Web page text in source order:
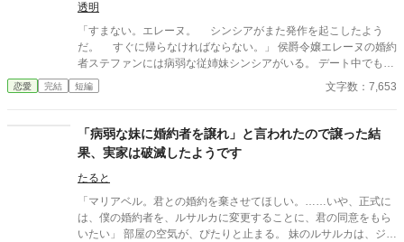
「祈り」という名の雑音が響き始めた途端、王都の精霊たちは一
斉にストライキを宣言する。 上水道は泥水が逆流し、灯りは消
え、調理場からは火が消えた。 「戻って契約書を書いてくれ！」
と泣きつく王子だが、もう遅い。 当のエレインは、憧れだった
で、彼女の言葉に感動した雪狐や雷鳥といった強力な精霊たちと
決めたのです」 氷の令嬢と呼ばれた翻訳官が、世界の声を聞き、
愛でる――これは、彼女が真の自由を手に入れるまでの物語。
透明
「すまない。エレーヌ。 シンシアがまた発作を起こしたよう
だ。 すぐに帰らなければならない。」 侯爵令嬢エレーヌの婚約
者ステファンには病弱な従姉妹シンシアがいる。 デート中でもシ
ンシアからメッセージが来るとステファンはシンシアのもとに行
ってしまう。 不安になるエレーヌだがシンシアには秘密があっ
恋愛 完結 短編 文字数：7,653
「病弱な妹に婚約者を譲れ」と言われたので譲った結
果、実家は破滅したようです
たると
「マリアベル。君との婚約を棄させてほしい。……いや、正式に
は、僕の婚約者を、ルサルカに変更することに、君の同意をもら
いたい」 部屋の空気が、ぴたりと止まる。 妹のルサルカは、ジュ